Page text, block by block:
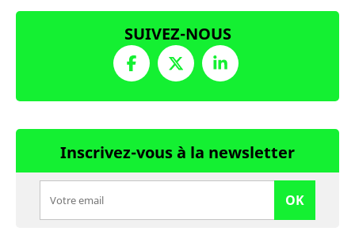
SUIVEZ-NOUS
Inscrivez-vous à la newsletter
OK